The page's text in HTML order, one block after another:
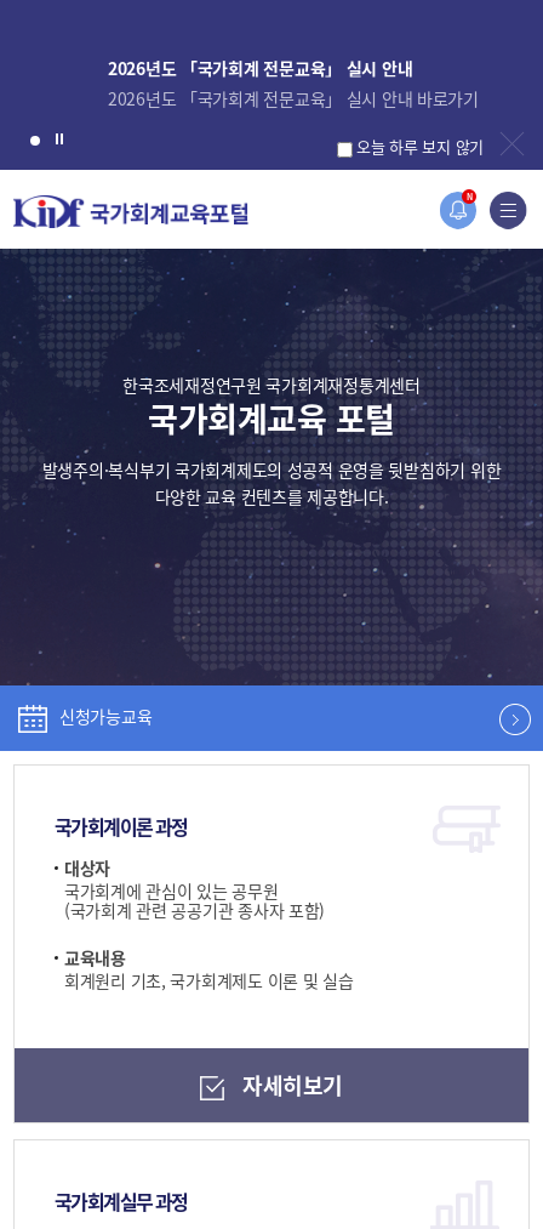
N
2026년도 「국가회계 전문교육」 실시 안내
2026년도 「국가회계 전문교육」 실시 안내 바로가기
오늘 하루 보지 않기
한국조세재정연구원 국가회계재정통계센터
국가회계교육 포털
발생주의·복식부기 국가회계제도의 성공적 운영을 뒷받침하기 위한
다양한 교육 컨텐츠를 제공합니다.
신청가능교육
국가회계이론 과정
대상자
국가회계에 관심이 있는 공무원
(국가회계 관련 공공기관 종사자 포함)
교육내용
회계원리 기초, 국가회계제도 이론 및 실습
자세히보기
국가회계실무 과정